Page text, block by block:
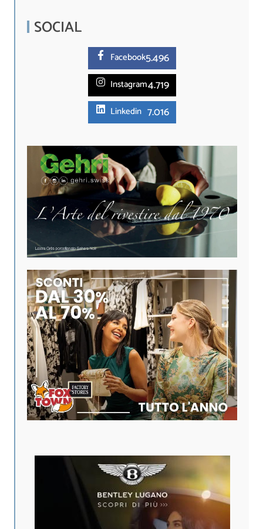
SOCIAL
Facebook5.496
Instagram4.719
Linkedin 7.016